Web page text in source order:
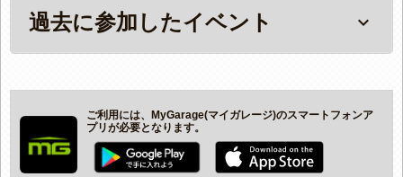
過去に参加したイベント keyboard_arrow_down
ご利用には、MyGarage(マイガレージ)のスマートフォンア
プリが必要となります。